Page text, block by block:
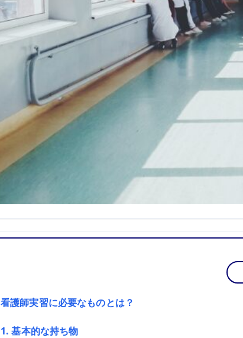
看護師実習に必要なものとは？
1. 基本的な持ち物